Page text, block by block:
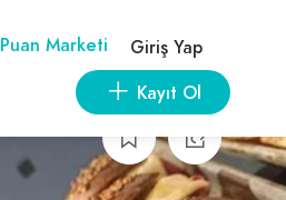
Puan Marketi
Giriş Yap
Kayıt Ol